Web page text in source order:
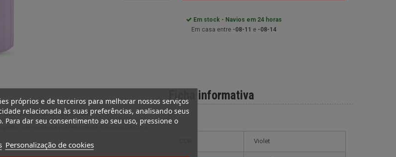
próprios e de terceiros para melhorar nossos serviços
relacionada às suas preferências, analisando seus
Para dar seu consentimento ao seu uso, pressione o
Personalização de cookies
Em stock - Navios em 24 horas
Em casa entre -08-11 e -08-14
Ficha informativa
Violet
com acabamento mate
que combina perfeitamente funcionalidade e